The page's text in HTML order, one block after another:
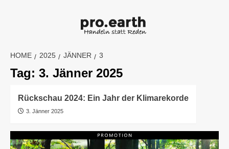
HOME 2025 JÄNNER 3
Tag: 3. Jänner 2025
Rückschau 2024: Ein Jahr der Klimarekorde
3. Jänner 2025